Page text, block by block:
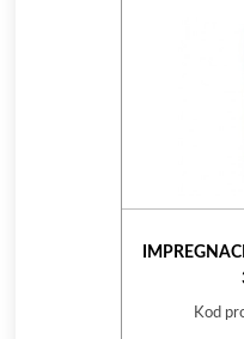
Kod